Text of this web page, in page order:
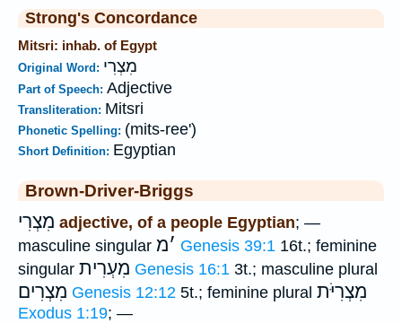
Strong's Concordance
Mitsri: inhab. of Egypt
Original Word: מִצְרִי
Part of Speech: Adjective
Transliteration: Mitsri
Phonetic Spelling: (mits-ree')
Short Definition: Egyptian
Brown-Driver-Briggs
מִצְרִי adjective, of a people Egyptian; —
masculine singular
׳מ Genesis 39:1 16t.; feminine
singular מִעְרִית Genesis 16:1 3t.; masculine plural
מִצְרִים Genesis 12:12 5t.; feminine plural מִצְרִיֹּת
Exodus 1:19; —